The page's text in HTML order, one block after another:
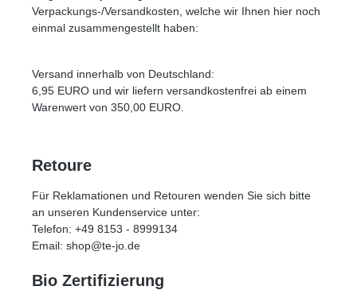
Verpackungs-/Versandkosten, welche wir Ihnen hier noch
einmal zusammengestellt haben:
Versand innerhalb von Deutschland:
6,95 EURO und wir liefern versandkostenfrei ab einem
Warenwert von 350,00 EURO.
Retoure
Für Reklamationen und Retouren wenden Sie sich bitte
an unseren Kundenservice unter:
Telefon: +49 8153 - 8999134
Email: shop@te-jo.de
Bio Zertifizierung